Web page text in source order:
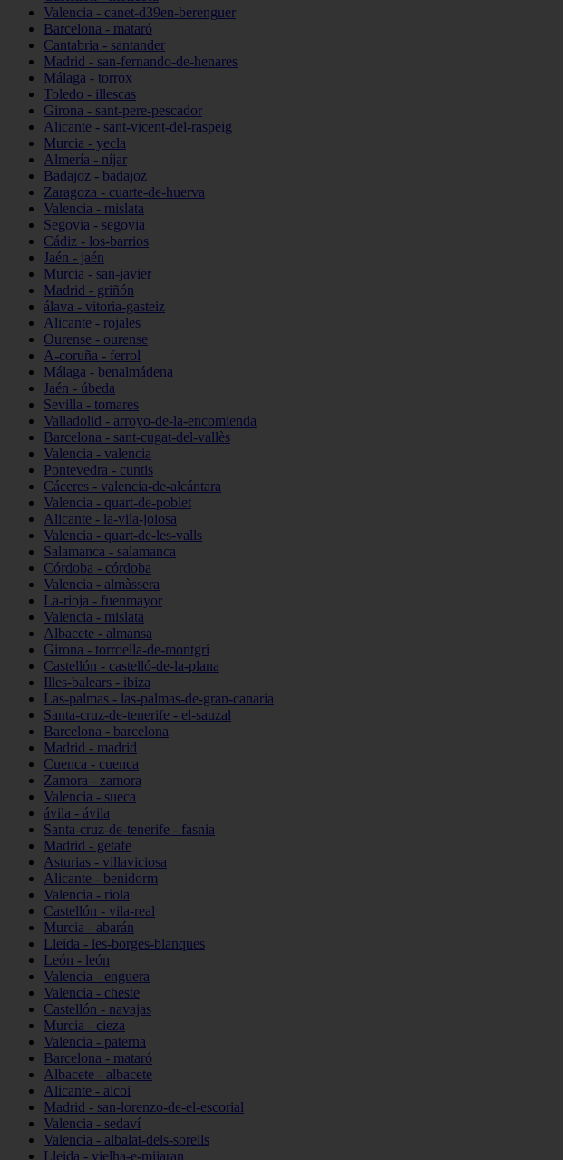
Valencia - canet-d39en-berenguer
Barcelona - mataró
Cantabria - santander
Madrid - san-fernando-de-henares
Málaga - torrox
Toledo - illescas
Girona - sant-pere-pescador
Alicante - sant-vicent-del-raspeig
Murcia - yecla
Almería - níjar
Badajoz - badajoz
Zaragoza - cuarte-de-huerva
Valencia - mislata
Segovia - segovia
Cádiz - los-barrios
Jaén - jaén
Murcia - san-javier
Madrid - griñón
álava - vitoria-gasteiz
Alicante - rojales
Ourense - ourense
A-coruña - ferrol
Málaga - benalmádena
Jaén - úbeda
Sevilla - tomares
Valladolid - arroyo-de-la-encomienda
Barcelona - sant-cugat-del-vallès
Valencia - valencia
Pontevedra - cuntis
Cáceres - valencia-de-alcántara
Valencia - quart-de-poblet
Alicante - la-vila-joiosa
Valencia - quart-de-les-valls
Salamanca - salamanca
Córdoba - córdoba
Valencia - almàssera
La-rioja - fuenmayor
Valencia - mislata
Albacete - almansa
Girona - torroella-de-montgrí
Castellón - castelló-de-la-plana
Illes-balears - ibiza
Las-palmas - las-palmas-de-gran-canaria
Santa-cruz-de-tenerife - el-sauzal
Barcelona - barcelona
Madrid - madrid
Cuenca - cuenca
Zamora - zamora
Valencia - sueca
ávila - ávila
Santa-cruz-de-tenerife - fasnia
Madrid - getafe
Asturias - villaviciosa
Alicante - benidorm
Valencia - riola
Castellón - vila-real
Murcia - abarán
Lleida - les-borges-blanques
León - león
Valencia - enguera
Valencia - cheste
Castellón - navajas
Murcia - cieza
Valencia - paterna
Barcelona - mataró
Albacete - albacete
Alicante - alcoi
Madrid - san-lorenzo-de-el-escorial
Valencia - sedaví
Valencia - albalat-dels-sorells
Lleida - vielha-e-mijaran